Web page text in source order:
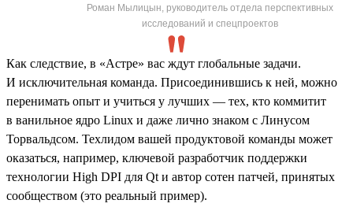
Роман Мылицын, руководитель отдела перспективных
исследований и спецпроектов
Как следствие, в «Астре» вас ждут глобальные задачи.
И исключительная команда. Присоединившись к ней, можно
перенимать опыт и учиться у лучших — тех, кто коммитит
в ванильное ядро Linux и даже лично знаком с Линусом
Торвальдсом. Техлидом вашей продуктовой команды может
оказаться, например, ключевой разработчик поддержки
технологии High DPI для Qt и автор сотен патчей, принятых
сообществом (это реальный пример).